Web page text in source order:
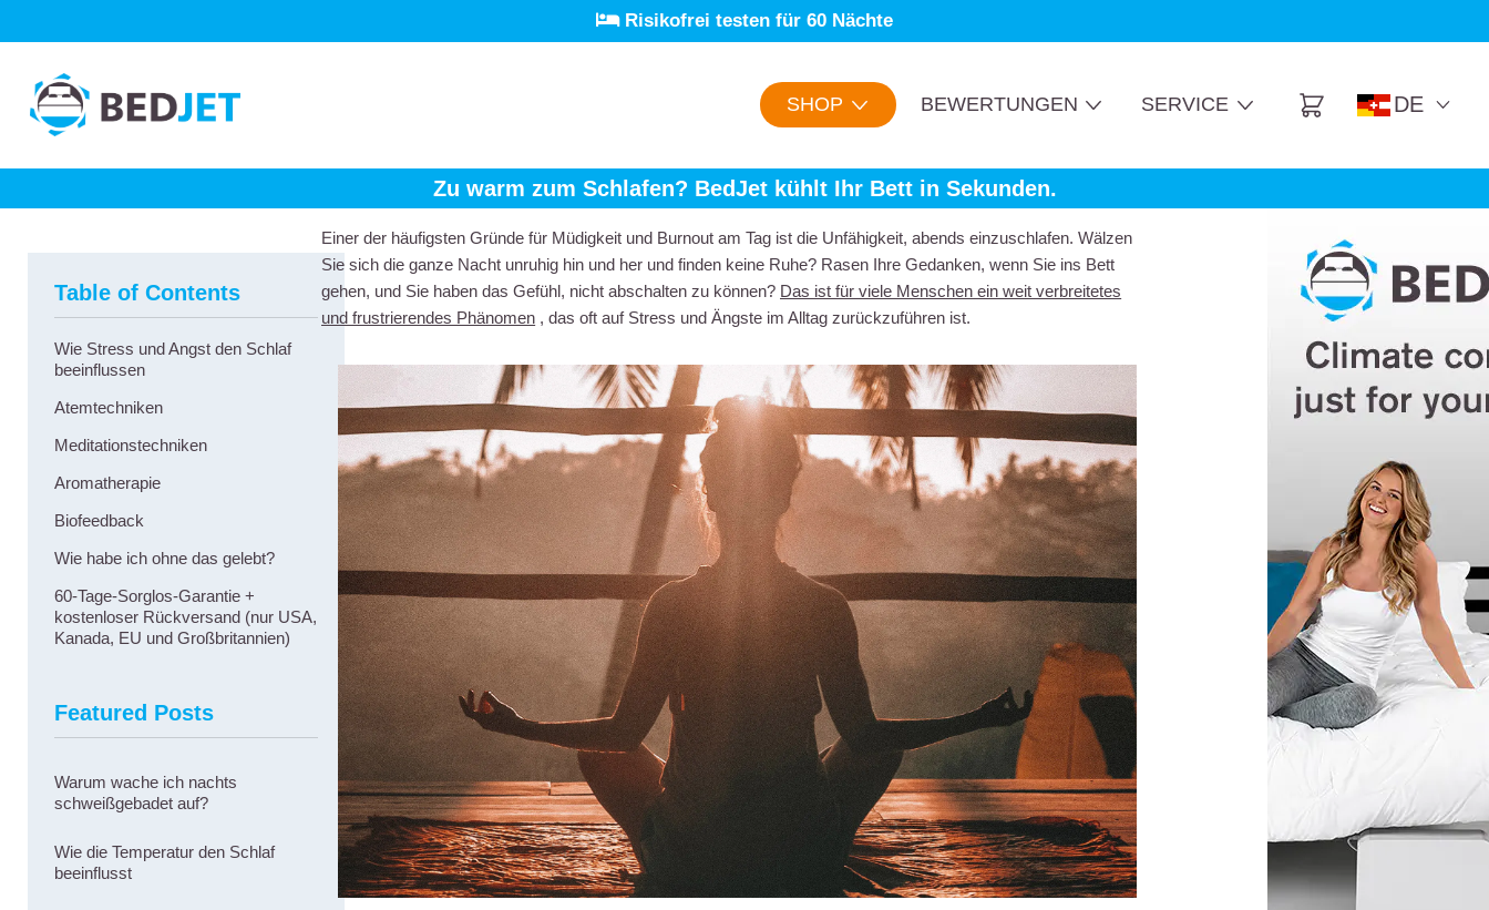
MAIN
FOOTER
Risikofrei testen für 60 Nächte
SHOP BEWERTUNGEN SERVICE Cart DE
Zu warm zum Schlafen? BedJet kühlt Ihr Bett in Sekunden.
Table of Contents
Wie Stress und Angst den Schlaf
beeinflussen
Atemtechniken
Meditationstechniken
Aromatherapie
Biofeedback
Wie habe ich ohne das gelebt?
60-Tage-Sorglos-Garantie +
kostenloser Rückversand (nur USA,
Kanada, EU und Großbritannien)
Featured Posts
Warum wache ich nachts
schweißgebadet auf?
Wie die Temperatur den Schlaf
beeinflusst
Einer der häufigsten Gründe für Müdigkeit und Burnout am Tag ist die Unfähigkeit, abends einzuschlafen. Wälzen
Sie sich die ganze Nacht unruhig hin und her und finden keine Ruhe? Rasen Ihre Gedanken, wenn Sie ins Bett
gehen, und Sie haben das Gefühl, nicht abschalten zu können? Das ist für viele Menschen ein weit verbreitetes
und frustrierendes Phänomen , das oft auf Stress und Ängste im Alltag zurückzuführen ist.